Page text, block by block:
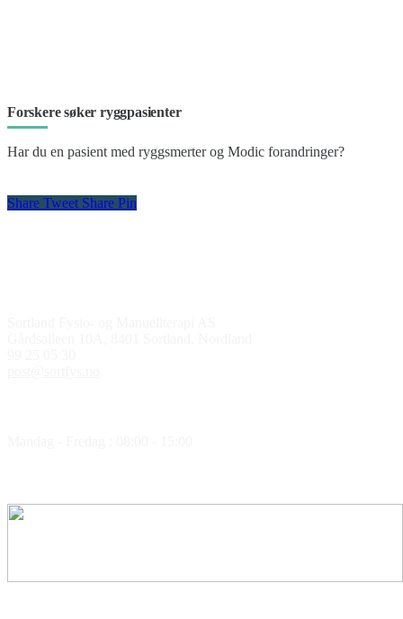
Forskere søker ryggpasienter
Har du en pasient med ryggsmerter og Modic forandringer?
Share Tweet Share Pin